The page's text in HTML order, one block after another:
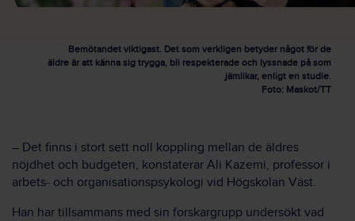
Bemötandet viktigast. Det som verkligen betyder något för de
äldre är att känna sig trygga, bli respekterade och lyssnade på som
jämlikar, enligt en studie.
Foto: Maskot/TT
– Det finns i stort sett noll koppling mellan de äldres
nöjdhet och budgeten, konstaterar Ali Kazemi, professor i
arbets- och organisationspsykologi vid Högskolan Väst.
Han har tillsammans med sin forskargrupp undersökt vad